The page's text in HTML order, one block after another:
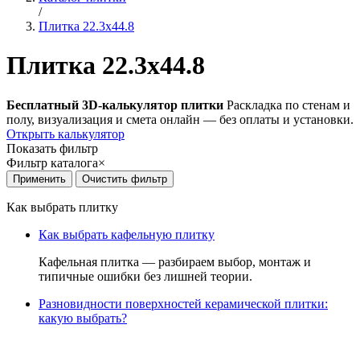
/
Плитка 22.3x44.8
Плитка 22.3x44.8
Бесплатный 3D-калькулятор плитки Раскладка по стенам и
полу, визуализация и смета онлайн — без оплаты и установки.
Открыть калькулятор
Показать фильтр
Фильтр каталога×
Как выбрать плитку
Как выбрать кафельную плитку
Кафельная плитка — разбираем выбор, монтаж и
типичные ошибки без лишней теории.
Разновидности поверхностей керамической плитки:
какую выбрать?